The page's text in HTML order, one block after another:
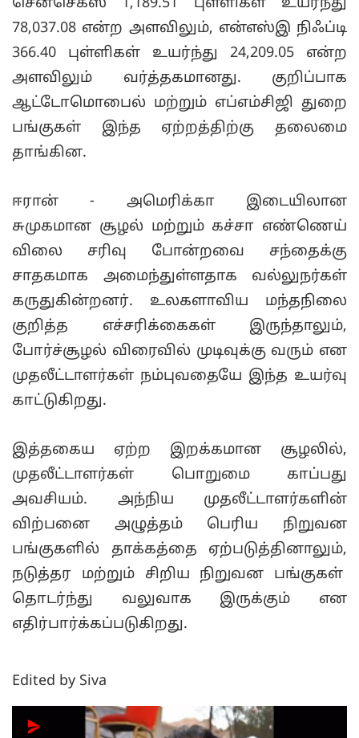
சென்செக்ஸ் 1,189.51 புள்ளிகள் உயர்ந்து
78,037.08 என்ற அளவிலும், என்எஸ்இ நிஃப்டி
366.40 புள்ளிகள் உயர்ந்து 24,209.05 என்ற
அளவிலும் வர்த்தகமானது. குறிப்பாக
ஆட்டோமொபைல் மற்றும் எப்எம்சிஜி துறை
பங்குகள் இந்த ஏற்றத்திற்கு தலைமை
தாங்கின.
ஈரான் - அமெரிக்கா இடையிலான
சுமுகமான சூழல் மற்றும் கச்சா எண்ணெய்
விலை சரிவு போன்றவை சந்தைக்கு
சாதகமாக அமைந்துள்ளதாக வல்லுநர்கள்
கருதுகின்றனர். உலகளாவிய மந்தநிலை
குறித்த எச்சரிக்கைகள் இருந்தாலும்,
போர்ச்சூழல் விரைவில் முடிவுக்கு வரும் என
முதலீட்டாளர்கள் நம்புவதையே இந்த உயர்வு
காட்டுகிறது.
இத்தகைய ஏற்ற இறக்கமான சூழலில்,
முதலீட்டாளர்கள் பொறுமை காப்பது
அவசியம். அந்நிய முதலீட்டாளர்களின்
விற்பனை அழுத்தம் பெரிய நிறுவன
பங்குகளில் தாக்கத்தை ஏற்படுத்தினாலும்,
நடுத்தர மற்றும் சிறிய நிறுவன பங்குகள்
தொடர்ந்து வலுவாக இருக்கும் என
எதிர்பார்க்கப்படுகிறது.
Edited by Siva